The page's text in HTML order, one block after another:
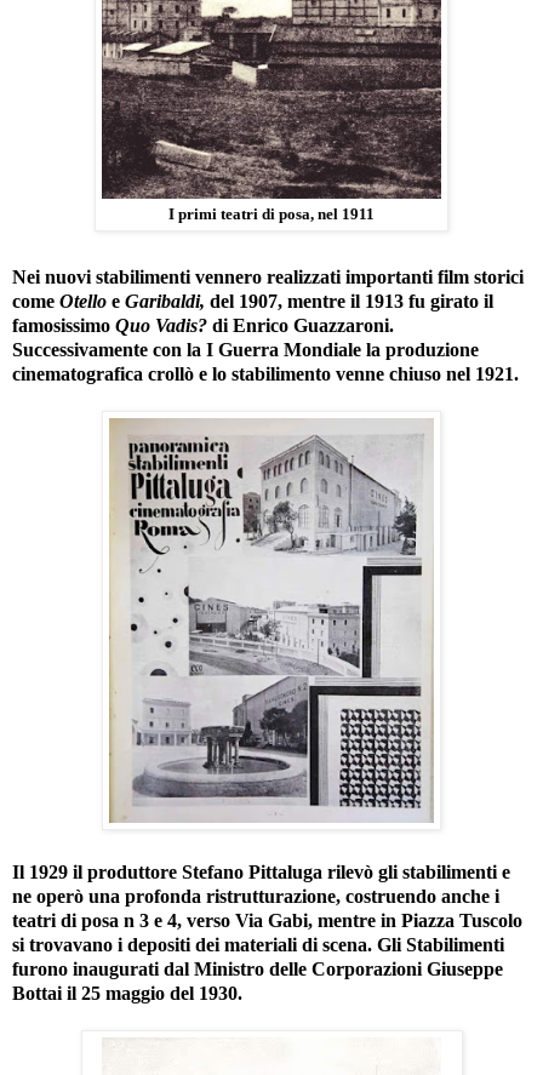
I primi teatri di posa, nel 1911
Nei nuovi stabilimenti vennero realizzati importanti film storici
come Otello e Garibaldi, del 1907, mentre il 1913 fu girato il
famosissimo Quo Vadis? di Enrico Guazzaroni.
Successivamente con la I Guerra Mondiale la produzione
cinematografica crollò e lo stabilimento venne chiuso nel 1921.
Il 1929 il produttore Stefano Pittaluga rilevò gli stabilimenti e
ne operò una profonda ristrutturazione, costruendo anche i
teatri di posa n 3 e 4, verso Via Gabi, mentre in Piazza Tuscolo
si trovavano i depositi dei materiali di scena. Gli Stabilimenti
furono inaugurati dal Ministro delle Corporazioni Giuseppe
Bottai il 25 maggio del 1930.